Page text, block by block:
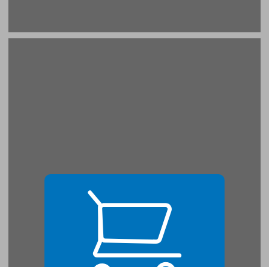
1 מהלֶוֶולֶרׅים (המַשווים) לרוסו האניגמטי ... 21